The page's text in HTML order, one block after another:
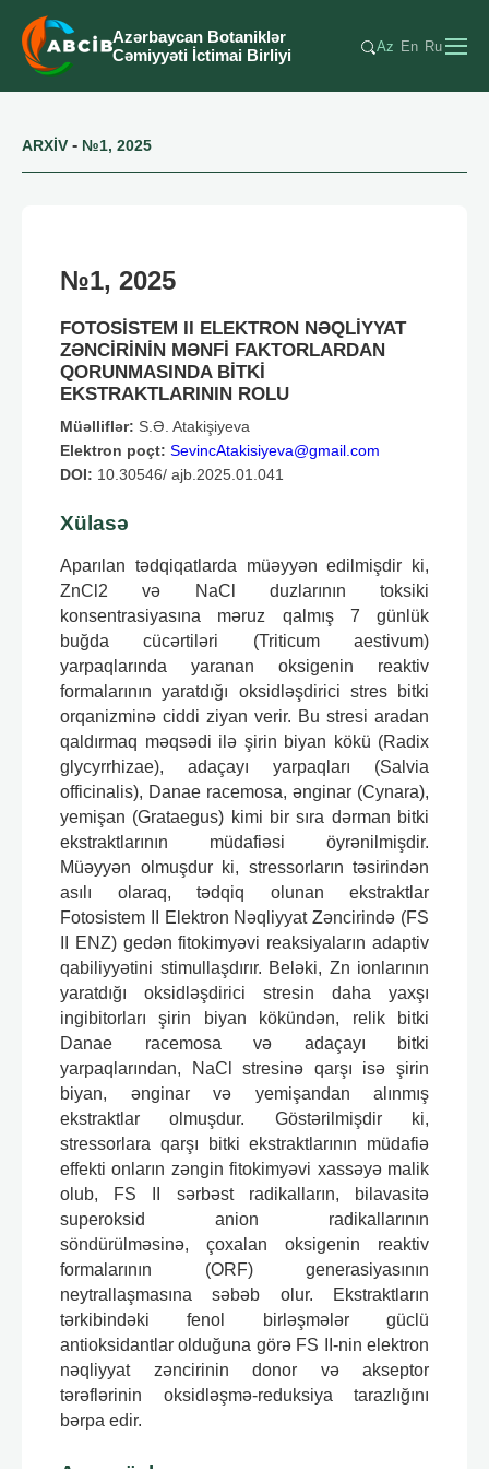
Azərbaycan Botaniklər
Cəmiyyəti İctimai Birliyi
Az En Ru
ARXİV - №1, 2025
№1, 2025
FOTOSİSTEM II ELEKTRON NƏQLİYYAT
ZƏNCİRİNİN MƏNFİ FAKTORLARDAN
QORUNMASINDA BİTKİ
EKSTRAKTLARININ ROLU
Müəlliflər: S.Ə. Atakişiyeva
Elektron poçt: SevincAtakisiyeva@gmail.com
DOI: 10.30546/ ajb.2025.01.041
Xülasə
Aparılan tədqiqatlarda müəyyən edilmişdir ki,
ZnCl2 və NaCl duzlarının toksiki
konsentrasiyasına məruz qalmış 7 günlük
buğda cücərtiləri (Triticum aestivum)
yarpaqlarında yaranan oksigenin reaktiv
formalarının yaratdığı oksidləşdirici stres bitki
orqanizminə ciddi ziyan verir. Bu stresi aradan
qaldırmaq məqsədi ilə şirin biyan kökü (Radix
glycyrrhizae), adaçayı yarpaqları (Salvia
officinalis), Danae racemosa, ənginar (Cynara),
yemişan (Grataegus) kimi bir sıra dərman bitki
ekstraktlarının müdafiəsi öyrənilmişdir.
Müəyyən olmuşdur ki, stressorların təsirindən
asılı olaraq, tədqiq olunan ekstraktlar
Fotosistem II Elektron Nəqliyyat Zəncirində (FS
II ENZ) gedən fitokimyəvi reaksiyaların adaptiv
qabiliyyətini stimullaşdırır. Beləki, Zn ionlarının
yaratdığı oksidləşdirici stresin daha yaxşı
ingibitorları şirin biyan kökündən, relik bitki
Danae racemosa və adaçayı bitki
yarpaqlarından, NaCl stresinə qarşı isə şirin
biyan, ənginar və yemişandan alınmış
ekstraktlar olmuşdur. Göstərilmişdir ki,
stressorlara qarşı bitki ekstraktlarının müdafiə
effekti onların zəngin fitokimyəvi xassəyə malik
olub, FS II sərbəst radikalların, bilavasitə
superoksid anion radikallarının
söndürülməsinə, çoxalan oksigenin reaktiv
formalarının (ORF) generasiyasının
neytrallaşmasına səbəb olur. Ekstraktların
tərkibindəki fenol birləşmələr güclü
antioksidantlar olduğuna görə FS II-nin elektron
nəqliyyat zəncirinin donor və akseptor
tərəflərinin oksidləşmə-reduksiya tarazlığını
bərpa edir.